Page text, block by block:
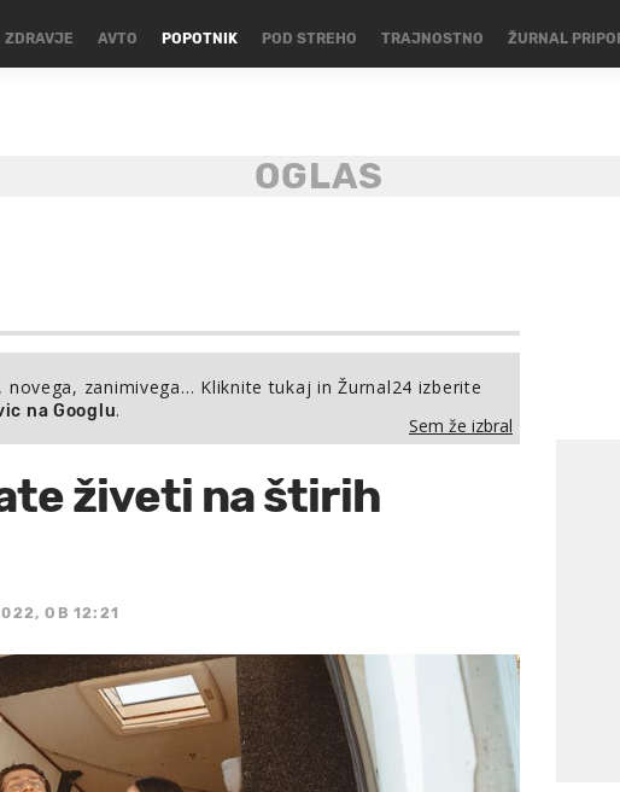
ZDRAVJE AVTO POPOTNIK POD STREHO TRAJNOSTNO ŽURNAL
novega, zanimivega… Kliknite tukaj in Žurnal24 izberite
na Googlu.
Sem že izbral
živeti na štirih
OB 12:21